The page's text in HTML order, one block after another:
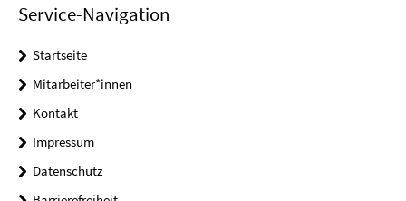
Service-Navigation
Startseite
Mitarbeiter*innen
Kontakt
Impressum
Datenschutz